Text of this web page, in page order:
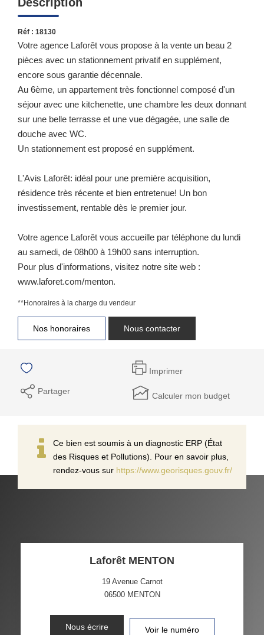
Réf : 18130
Votre agence Laforêt vous propose à la vente un beau 2
pièces avec un stationnement privatif en supplément,
encore sous garantie décennale.
Au 6ème, un appartement très fonctionnel composé d'un
séjour avec une kitchenette, une chambre les deux donnant
sur une belle terrasse et une vue dégagée, une salle de
douche avec WC.
Un stationnement est proposé en supplément.
L'Avis Laforêt: idéal pour une première acquisition,
résidence très récente et bien entretenue! Un bon
investissement, rentable dès le premier jour.
Votre agence Laforêt vous accueille par téléphone du lundi
au samedi, de 08h00 à 19h00 sans interruption.
Pour plus d'informations, visitez notre site web :
www.laforet.com/menton.
**Honoraires à la charge du vendeur
Nos honoraires Nous contacter
Imprimer
Partager Calculer mon budget
Ce bien est soumis à un diagnostic ERP (État
des Risques et Pollutions). Pour en savoir plus,
rendez-vous sur https://www.georisques.gouv.fr/
Laforêt MENTON
19 Avenue Carnot
06500 MENTON
Nous écrire Voir le numéro